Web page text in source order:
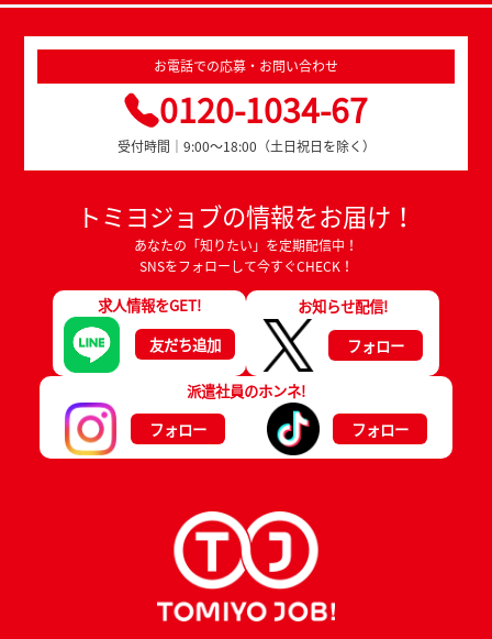
お電話での応募・お問い合わせ
0120-1034-67
受付時間｜9:00～18:00（土日祝日を除く）
トミヨジョブの情報をお届け！
あなたの「知りたい」を定期配信中！
SNSをフォローして今すぐCHECK！
求人情報をGET!
友だち追加
お知らせ配信!
フォロー
派遣社員のホンネ!
フォロー
フォロー